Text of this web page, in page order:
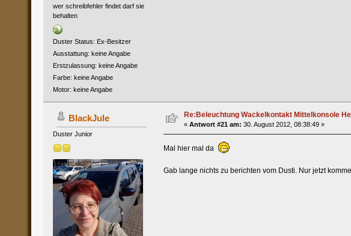
wer schreibfehler findet darf sie
behalten
Duster Status: Ex-Besitzer
Ausstattung: keine Angabe
Erstzulassung: keine Angabe
Farbe: keine Angabe
Motor: keine Angabe
BlackJule
Duster Junior
Re:Beleuchtung Wackelkontakt Mittelkonsole
« Antwort #21 am: 30. August 2012, 08:38:49 »
Mal hier mal da
Gab lange nichts zu berichten vom Dusti. Nur jetzt